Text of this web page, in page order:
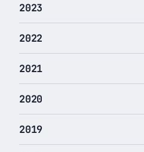
2023
2022
2021
2020
2019